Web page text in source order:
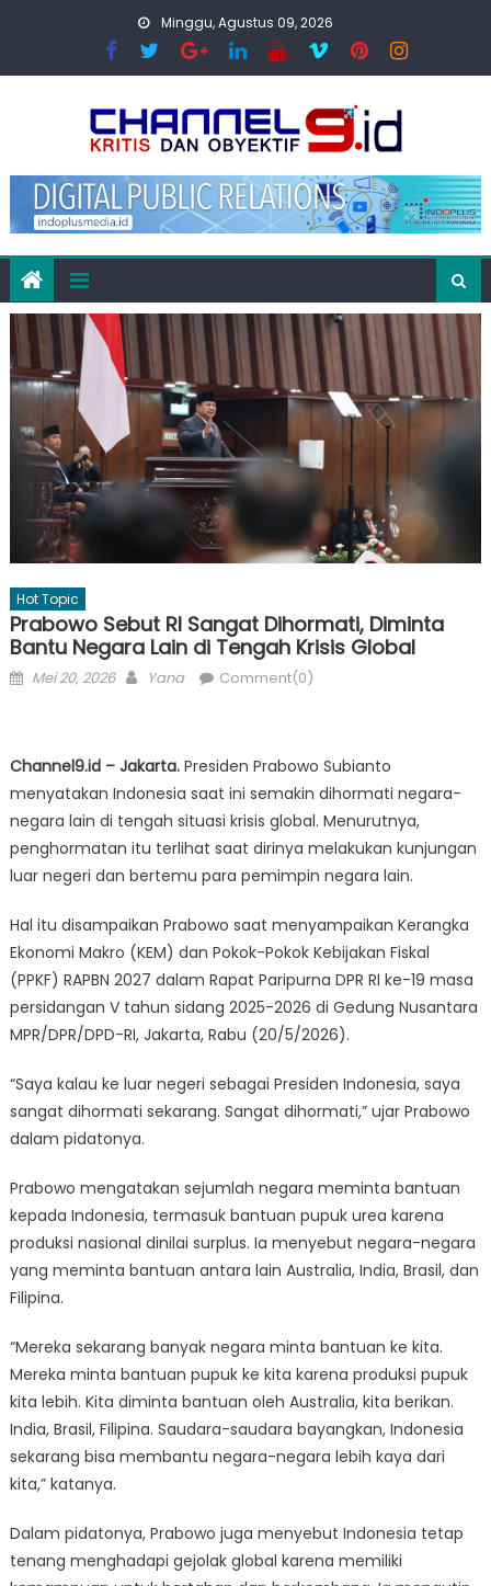
Minggu, Agustus 09, 2026
Hot Topic
Prabowo Sebut RI Sangat Dihormati, Diminta
Bantu Negara Lain di Tengah Krisis Global
Posted
Mei 20, 2026 Author
Yana Comment(0)
Channel9.id – Jakarta.Presiden Prabowo Subianto
menyatakan Indonesia saat ini semakin dihormati negara-
negara lain di tengah situasi krisis global. Menurutnya,
penghormatan itu terlihat saat dirinya melakukan kunjungan
luar negeri dan bertemu para pemimpin negara lain.
Hal itu disampaikan Prabowo saat menyampaikan Kerangka
Ekonomi Makro (KEM) dan Pokok-Pokok Kebijakan Fiskal
(PPKF) RAPBN 2027 dalam Rapat Paripurna DPR RI ke-19 masa
persidangan V tahun sidang 2025-2026 di Gedung Nusantara
MPR/DPR/DPD-RI, Jakarta, Rabu (20/5/2026).
“Saya kalau ke luar negeri sebagai Presiden Indonesia, saya
sangat dihormati sekarang. Sangat dihormati,” ujar Prabowo
dalam pidatonya.
Prabowo mengatakan sejumlah negara meminta bantuan
kepada Indonesia, termasuk bantuan pupuk urea karena
produksi nasional dinilai surplus. Ia menyebut negara-negara
yang meminta bantuan antara lain Australia, India, Brasil, dan
Filipina.
“Mereka sekarang banyak negara minta bantuan ke kita.
Mereka minta bantuan pupuk ke kita karena produksi pupuk
kita lebih. Kita diminta bantuan oleh Australia, kita berikan.
India, Brasil, Filipina. Saudara-saudara bayangkan, Indonesia
sekarang bisa membantu negara-negara lebih kaya dari
kita,” katanya.
Dalam pidatonya, Prabowo juga menyebut Indonesia tetap
tenang menghadapi gejolak global karena memiliki